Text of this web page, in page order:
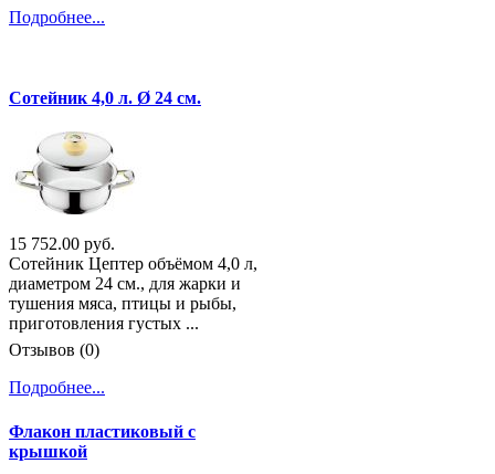
Подробнее...
Сотейник 4,0 л. Ø 24 см.
15 752.00 руб.
Сотейник Цептер объёмом 4,0 л,
диаметром 24 см., для жарки и
тушения мяса, птицы и рыбы,
приготовления густых ...
Отзывов (0)
Подробнее...
Флакон пластиковый с
крышкой